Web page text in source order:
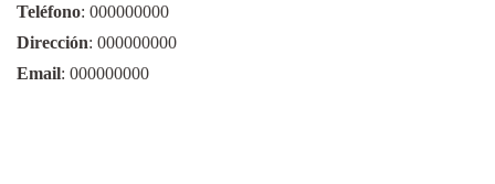
Teléfono: 000000000
Dirección: 000000000
Email: 000000000